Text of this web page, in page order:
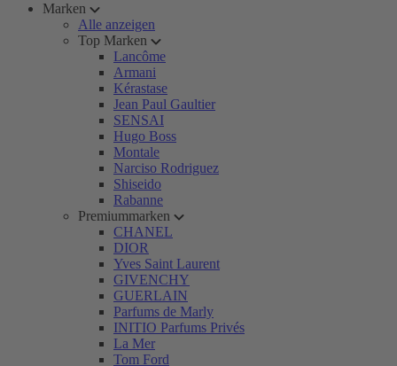
Marken
Alle anzeigen
Top Marken
Lancôme
Armani
Kérastase
Jean Paul Gaultier
SENSAI
Hugo Boss
Montale
Narciso Rodriguez
Shiseido
Rabanne
Premiummarken
CHANEL
DIOR
Yves Saint Laurent
GIVENCHY
GUERLAIN
Parfums de Marly
INITIO Parfums Privés
La Mer
Tom Ford